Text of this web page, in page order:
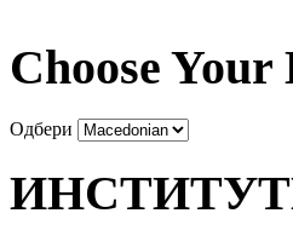
Choose Your
Одбери